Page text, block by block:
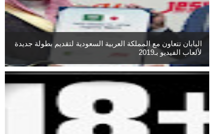
اليابان تتعاون مع المملكة العربية السعودية لتقديم بطولة جديدة
لألعاب الفيديو بـ2019